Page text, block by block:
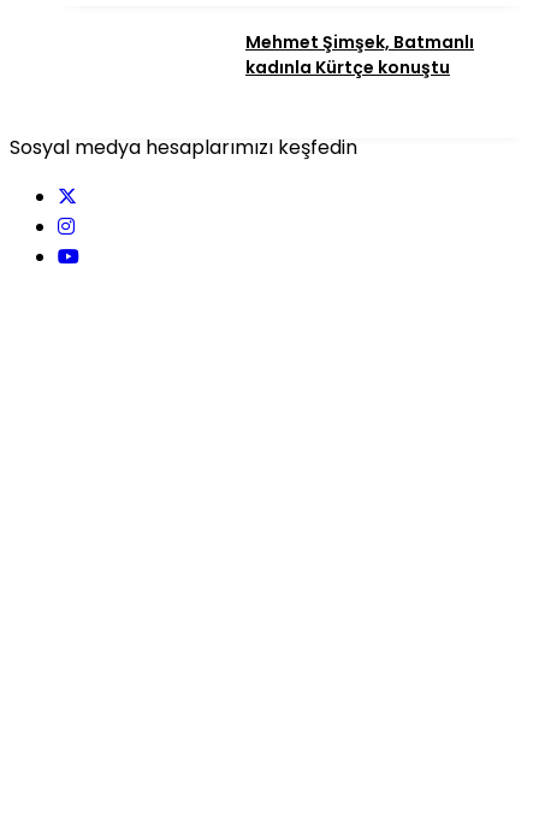
Mehmet Şimşek, Batmanlı
kadınla Kürtçe konuştu
Sosyal medya hesaplarımızı keşfedin